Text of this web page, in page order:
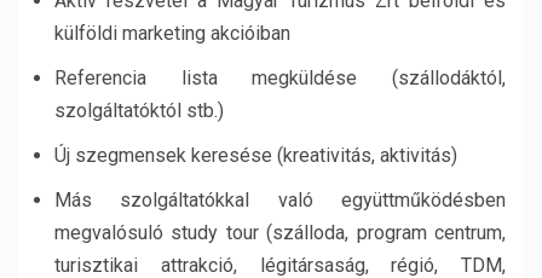
külföldi marketing akcióiban
Referencia lista megküldése (szállodáktól,
szolgáltatóktól stb.)
Új szegmensek keresése (kreativitás, aktivitás)
Más szolgáltatókkal való együttműködésben
megvalósuló study tour (szálloda, program centrum,
turisztikai attrakció, légitársaság, régió, TDM,